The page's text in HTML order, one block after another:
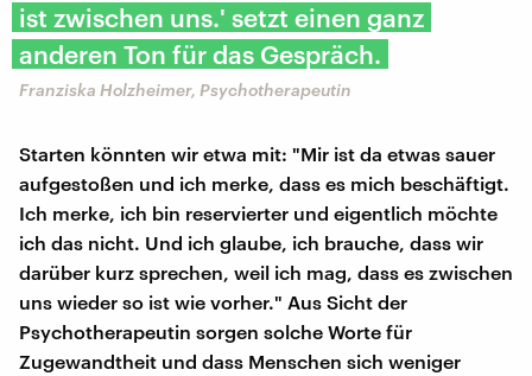
ist zwischen uns.' setzt einen ganz
anderen Ton für das Gespräch.
Franziska Holzheimer, Psychotherapeutin
Starten könnten wir etwa mit: "Mir ist da etwas sauer
aufgestoßen und ich merke, dass es mich beschäftigt.
Ich merke, ich bin reservierter und eigentlich möchte
ich das nicht. Und ich glaube, ich brauche, dass wir
darüber kurz sprechen, weil ich mag, dass es zwischen
uns wieder so ist wie vorher." Aus Sicht der
Psychotherapeutin sorgen solche Worte für
Zugewandtheit und dass Menschen sich weniger